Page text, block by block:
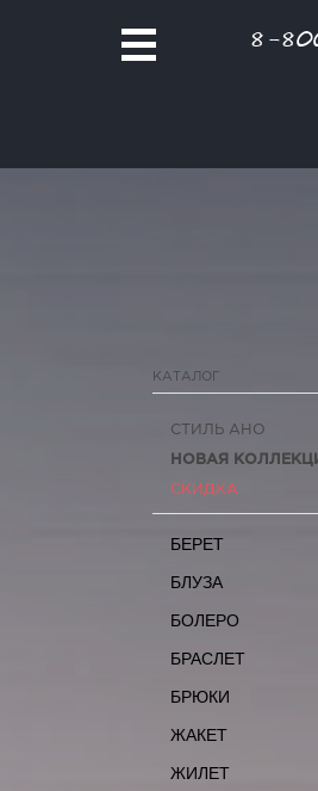
8-
КАТАЛОГ
СТИЛЬ АНО
НОВАЯ
СКИДКА
БЕРЕТ
БЛУЗА
БОЛЕРО
БРАСЛЕТ
БРЮКИ
ЖАКЕТ
ЖИЛЕТ